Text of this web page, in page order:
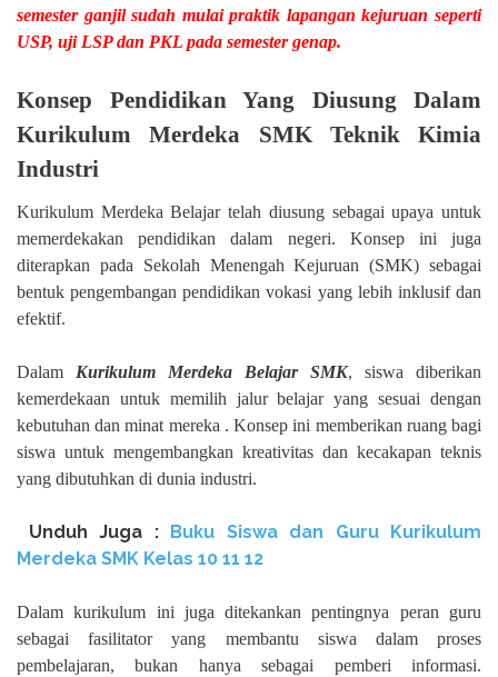
semester ganjil sudah mulai praktik lapangan kejuruan seperti
USP, uji LSP dan PKL pada semester genap.
Konsep Pendidikan Yang Diusung Dalam
Kurikulum Merdeka SMK Teknik Kimia
Industri
Kurikulum Merdeka Belajar telah diusung sebagai upaya untuk
memerdekakan pendidikan dalam negeri. Konsep ini juga
diterapkan pada Sekolah Menengah Kejuruan (SMK) sebagai
bentuk pengembangan pendidikan vokasi yang lebih inklusif dan
efektif.
Dalam Kurikulum Merdeka Belajar SMK, siswa diberikan
kemerdekaan untuk memilih jalur belajar yang sesuai dengan
kebutuhan dan minat mereka . Konsep ini memberikan ruang bagi
siswa untuk mengembangkan kreativitas dan kecakapan teknis
yang dibutuhkan di dunia industri.
Unduh Juga : Buku Siswa dan Guru Kurikulum
Merdeka SMK Kelas 10 11 12
Dalam kurikulum ini juga ditekankan pentingnya peran guru
sebagai fasilitator yang membantu siswa dalam proses
pembelajaran, bukan hanya sebagai pemberi informasi.